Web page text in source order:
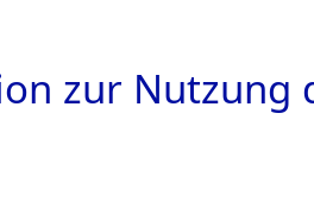
zur Nutzung